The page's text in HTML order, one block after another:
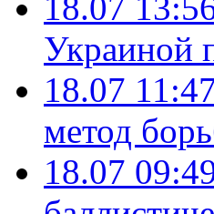
Украиной
18.07
метод
18.07